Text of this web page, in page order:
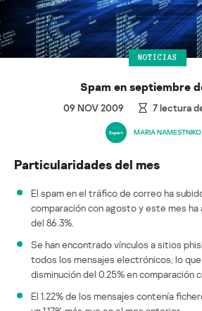
NOTICIAS
Spam en septiembre
09 NOV 2009 7lectura
MARIA
Particularidades del mes
El spam en el tráfico de correo ha
comparación con agosto y este mes ha
del 86.3%.
Se han encontrado vínculos a sitios
todos los mensajes electrónicos, lo
disminución del 0.25% en comparación
El 1.22% de los mensajes contenía